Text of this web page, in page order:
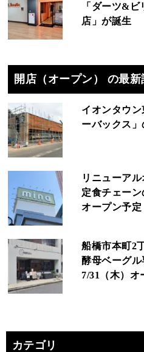
「ダーツ&
店」が誕生
開店（オープン） の最新
イオンタウ
ーバックス
リニューア
定食チェー
オープン予定
船橋市本町2
酵母ベーグ
7/31（木）オ
カテゴリ